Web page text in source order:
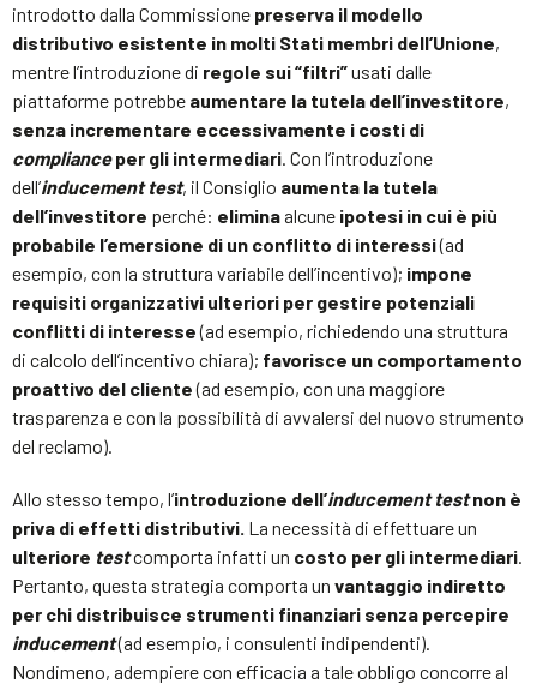
introdotto dalla Commissione preserva il modello
distributivo esistente in molti Stati membri dell’Unione,
mentre l’introduzione di regole sui “filtri”usati dalle
piattaforme potrebbe aumentare la tutela dell’investitore,
senza incrementare eccessivamente i costi di
complianceper gli intermediari. Con l’introduzione
dell’inducement test, il Consiglio aumenta la tutela
dell’investitore perché: eliminaalcune ipotesi in cui è più
probabile l’emersione di un conflitto di interessi(ad
esempio, con la struttura variabile dell’incentivo); impone
requisiti organizzativi ulteriori per gestire potenziali
conflitti di interesse(ad esempio, richiedendo una struttura
di calcolo dell’incentivo chiara); favorisce un comportamento
proattivo del cliente(ad esempio, con una maggiore
trasparenza e con la possibilità di avvalersi del nuovo strumento
del reclamo).
Allo stesso tempo, l’introduzione dell’inducement testnon è
priva di effetti distributivi. La necessità di effettuare un
ulteriore testcomporta infatti un costo per gli intermediari.
Pertanto, questa strategia comporta un vantaggio indiretto
per chi distribuisce strumenti finanziari senza percepire
inducement(ad esempio, i consulenti indipendenti).
Nondimeno, adempiere con efficacia a tale obbligo concorre al